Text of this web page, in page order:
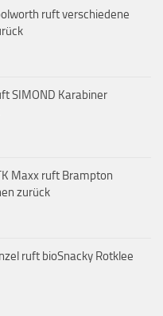
ruft verschiedene
SIMOND Karabiner
Maxx ruft Brampton
zurück
ruft bioSnacky Rotklee